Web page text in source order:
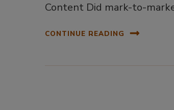
Content Did mark-to-
CONTINUE READING